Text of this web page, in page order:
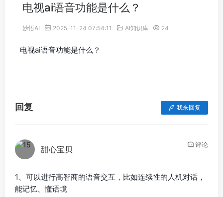
电视ai语音功能是什么？
妙悟AI 2025-11-24 07:54:11 AI知识库 24
电视ai语音功能是什么？
回复 我来回复
甜心宝贝 评论
1、可以进行高智商的语音交互，比如连续性的人机对话，
能记忆、懂语境